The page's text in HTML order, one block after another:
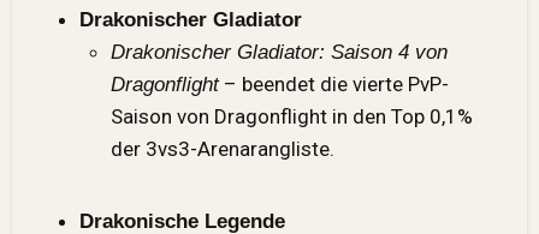
Drakonischer Gladiator
Drakonischer Gladiator: Saison 4 von
Dragonflight– beendet die vierte PvP-
Saison von Dragonflight in den Top 0,1%
der 3vs3-Arenarangliste.
Drakonische Legende